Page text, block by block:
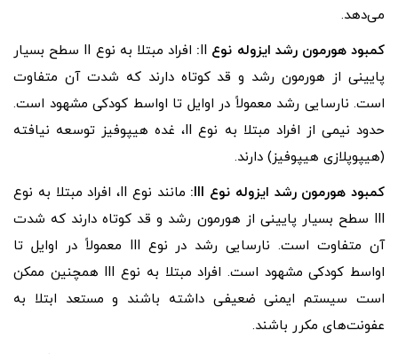
می‌دهد.
کمبود هورمون رشد ایزوله نوع II
:
افراد مبتلا به نوع II سطح بسیار
پایینی از هورمون رشد و قد کوتاه دارند که شدت آن متفاوت
است. نارسایی رشد معمولاً در اوایل تا اواسط کودکی مشهود است.
حدود نیمی از افراد مبتلا به نوع II، غده هیپوفیز توسعه نیافته
(هیپوپلازی هیپوفیز) دارند.
کمبود هورمون رشد ایزوله نوع III
:
مانند نوع II، افراد مبتلا به نوع
III سطح بسیار پایینی از هورمون رشد و قد کوتاه دارند که شدت
آن متفاوت است. نارسایی رشد در نوع III معمولاً در اوایل تا
اواسط کودکی مشهود است. افراد مبتلا به نوع III همچنین ممکن
است سیستم ایمنی ضعیفی داشته باشند و مستعد ابتلا به
عفونت‌های مکرر باشند.